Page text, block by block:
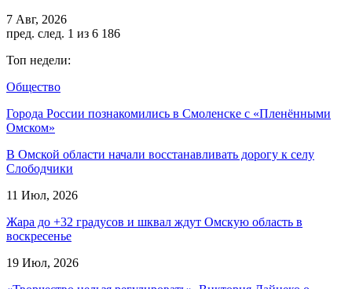
7 Авг, 2026
пред. след. 1 из 6 186
Топ недели:
Общество
Города России познакомились в Смоленске с «Пленёнными
Омском»
В Омской области начали восстанавливать дорогу к селу
Слободчики
11 Июл, 2026
Жара до +32 градусов и шквал ждут Омскую область в
воскресенье
19 Июл, 2026